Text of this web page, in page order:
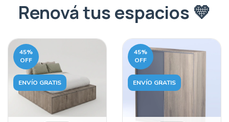
Renová tus espacios 💛
45%
OFF
ENVÍO GRATIS
45%
OFF
ENVÍO GRATIS